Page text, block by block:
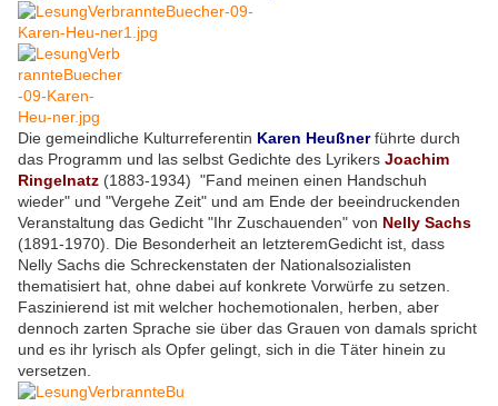
Die gemeindliche Kulturreferentin Karen Heußnerführte durch
das Programm und las selbst Gedichte des Lyrikers Joachim
Ringelnatz (1883-1934) "Fand meinen einen Handschuh
wieder" und "Vergehe Zeit" und am Ende der beeindruckenden
Veranstaltung das Gedicht "Ihr Zuschauenden" von Nelly Sachs
(1891-1970). Die Besonderheit an letzteremGedicht ist, dass
Nelly Sachs die Schreckenstaten der Nationalsozialisten
thematisiert hat, ohne dabei auf konkrete Vorwürfe zu setzen.
Faszinierend ist mit welcher hochemotionalen, herben, aber
dennoch zarten Sprache sie über das Grauen von damals spricht
und es ihr lyrisch als Opfer gelingt, sich in die Täter hinein zu
versetzen.